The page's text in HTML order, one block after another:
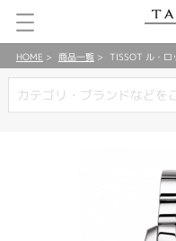
HOME 商品一覧 TISSOT ル・ロ